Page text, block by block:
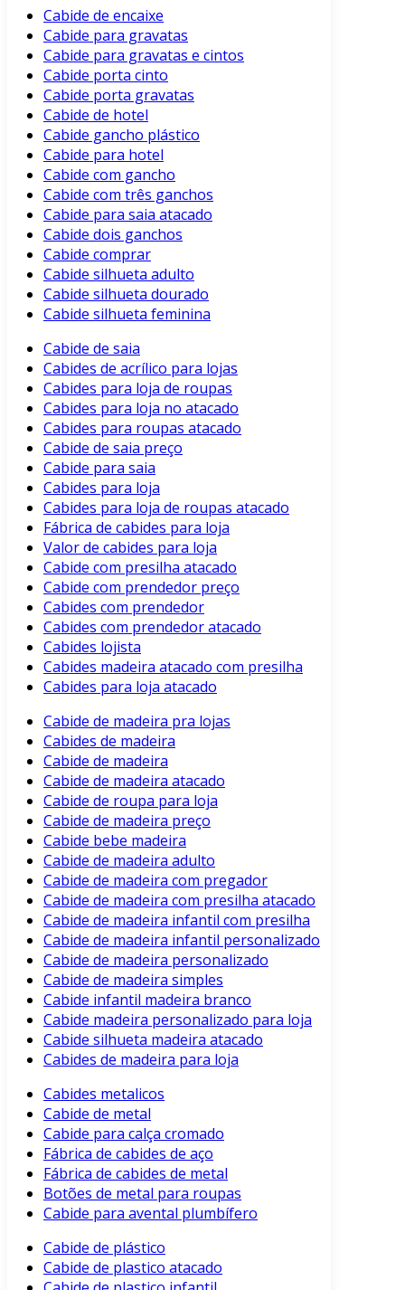
Cabide de encaixe
Cabide para gravatas
Cabide para gravatas e cintos
Cabide porta cinto
Cabide porta gravatas
Cabide de hotel
Cabide gancho plástico
Cabide para hotel
Cabide com gancho
Cabide com três ganchos
Cabide para saia atacado
Cabide dois ganchos
Cabide comprar
Cabide silhueta adulto
Cabide silhueta dourado
Cabide silhueta feminina
Cabide de saia
Cabides de acrílico para lojas
Cabides para loja de roupas
Cabides para loja no atacado
Cabides para roupas atacado
Cabide de saia preço
Cabide para saia
Cabides para loja
Cabides para loja de roupas atacado
Fábrica de cabides para loja
Valor de cabides para loja
Cabide com presilha atacado
Cabide com prendedor preço
Cabides com prendedor
Cabides com prendedor atacado
Cabides lojista
Cabides madeira atacado com presilha
Cabides para loja atacado
Cabide de madeira pra lojas
Cabides de madeira
Cabide de madeira
Cabide de madeira atacado
Cabide de roupa para loja
Cabide de madeira preço
Cabide bebe madeira
Cabide de madeira adulto
Cabide de madeira com pregador
Cabide de madeira com presilha atacado
Cabide de madeira infantil com presilha
Cabide de madeira infantil personalizado
Cabide de madeira personalizado
Cabide de madeira simples
Cabide infantil madeira branco
Cabide madeira personalizado para loja
Cabide silhueta madeira atacado
Cabides de madeira para loja
Cabides metalicos
Cabide de metal
Cabide para calça cromado
Fábrica de cabides de aço
Fábrica de cabides de metal
Botões de metal para roupas
Cabide para avental plumbífero
Cabide de plástico
Cabide de plastico atacado